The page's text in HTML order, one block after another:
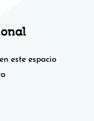
este espacio